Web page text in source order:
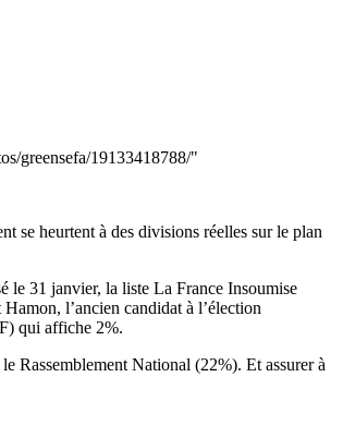
greensefa/19133418788/"
se heurtent à des divisions réelles sur le plan
le 31 janvier, la liste La France Insoumise
l’ancien candidat à l’élection
qui affiche 2%.
Rassemblement National (22%). Et assurer à